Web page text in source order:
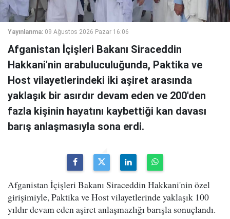
Yayınlanma: 09 Ağustos 2026 Pazar 16:06
Afganistan İçişleri Bakanı Siraceddin
Hakkani'nin arabuluculuğunda, Paktika ve
Host vilayetlerindeki iki aşiret arasında
yaklaşık bir asırdır devam eden ve 200'den
fazla kişinin hayatını kaybettiği kan davası
barış anlaşmasıyla sona erdi.
Afganistan İçişleri Bakanı Siraceddin Hakkani'nin özel
girişimiyle, Paktika ve Host vilayetlerinde yaklaşık 100
yıldır devam eden aşiret anlaşmazlığı barışla sonuçlandı.